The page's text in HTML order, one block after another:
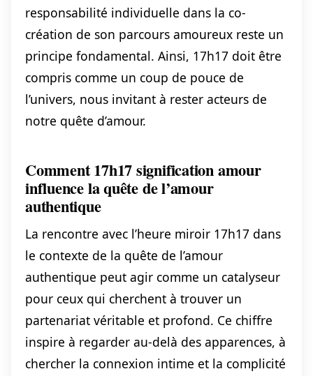
responsabilité individuelle dans la co-
création de son parcours amoureux reste un
principe fondamental. Ainsi, 17h17 doit être
compris comme un coup de pouce de
l’univers, nous invitant à rester acteurs de
notre quête d’amour.
Comment 17h17 signification amour
influence la quête de l’amour
authentique
La rencontre avec l’heure miroir 17h17 dans
le contexte de la quête de l’amour
authentique peut agir comme un catalyseur
pour ceux qui cherchent à trouver un
partenariat véritable et profond. Ce chiffre
inspire à regarder au-delà des apparences, à
chercher la connexion intime et la complicité